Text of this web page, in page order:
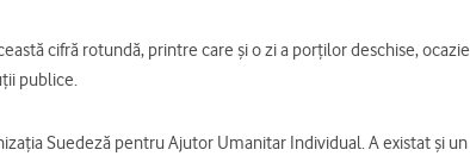
cifră rotundă, printre care şi o zi a porţilor deschise, ocazie
publice.
Suedeză pentru Ajutor Umanitar Individual. A existat şi un